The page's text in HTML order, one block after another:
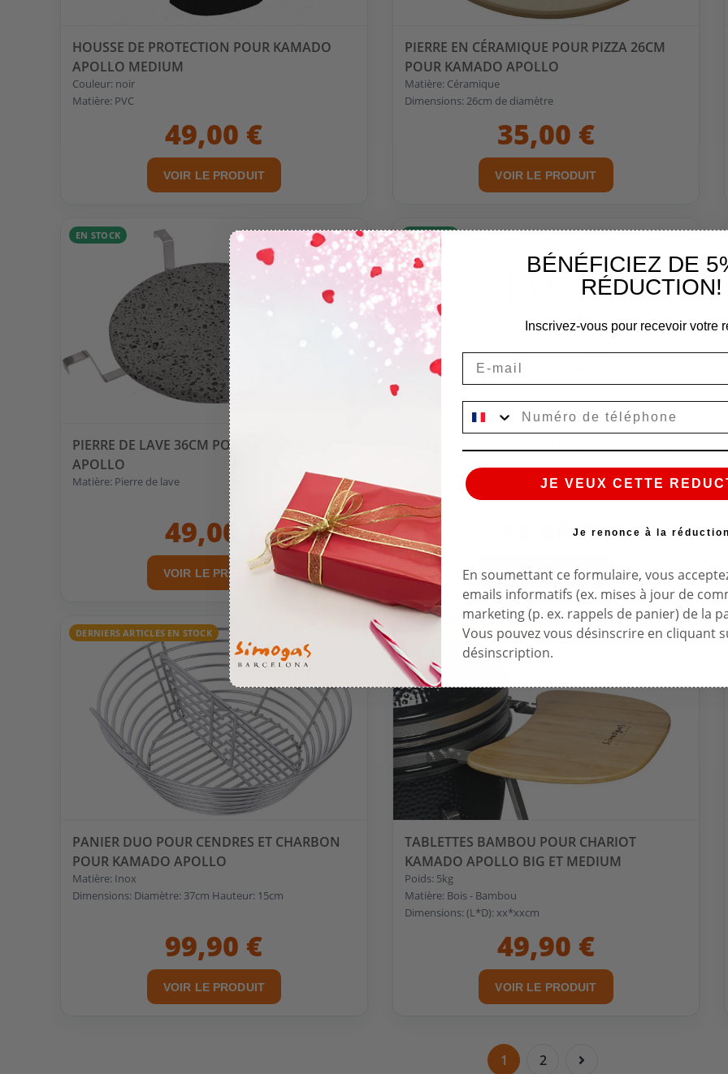
HOUSSE DE PROTECTION POUR KAMADO
APOLLO MEDIUM
Couleur: noir
Matière: PVC
49,00 €
VOIR LE PRODUIT
PIERRE EN CÉRAMIQUE POUR PIZZA 26CM
POUR KAMADO APOLLO
Matière: Céramique
Dimensions: 26cm de diamètre
35,00 €
VOIR LE PRODUIT
EN STOCK
PIERRE DE LAVE 36CM POUR KAMADO
APOLLO
Matière: Pierre de lave
49,00 €
VOIR LE PRODUIT
EN STOCK
Matière: Inox
34,90 €
VOIR LE PRODUIT
DERNIERS ARTICLES EN STOCK
PANIER DUO POUR CENDRES ET CHARBON
POUR KAMADO APOLLO
Matière: Inox
Dimensions: Diamètre: 37cm Hauteur: 15cm
99,90 €
VOIR LE PRODUIT
DERNIERS ARTICLES EN STOCK
TABLETTES BAMBOU POUR CHARIOT
KAMADO APOLLO BIG ET MEDIUM
Poids: 5kg
Matière: Bois - Bambou
Dimensions: (L*D): xx*xxcm
49,90 €
VOIR LE PRODUIT
1 2
BÉNÉFICIEZ DE
RÉDUCTION!
Inscrivez-vous pour recevoir votre
JE VEUX CETTE
Je renonce à la réduction
En soumettant ce formulaire, vous
emails informatifs (ex. mises à jour de
marketing (p. ex. rappels de panier) de la
Vous pouvez vous désinscrire en cliquant
désinscription.